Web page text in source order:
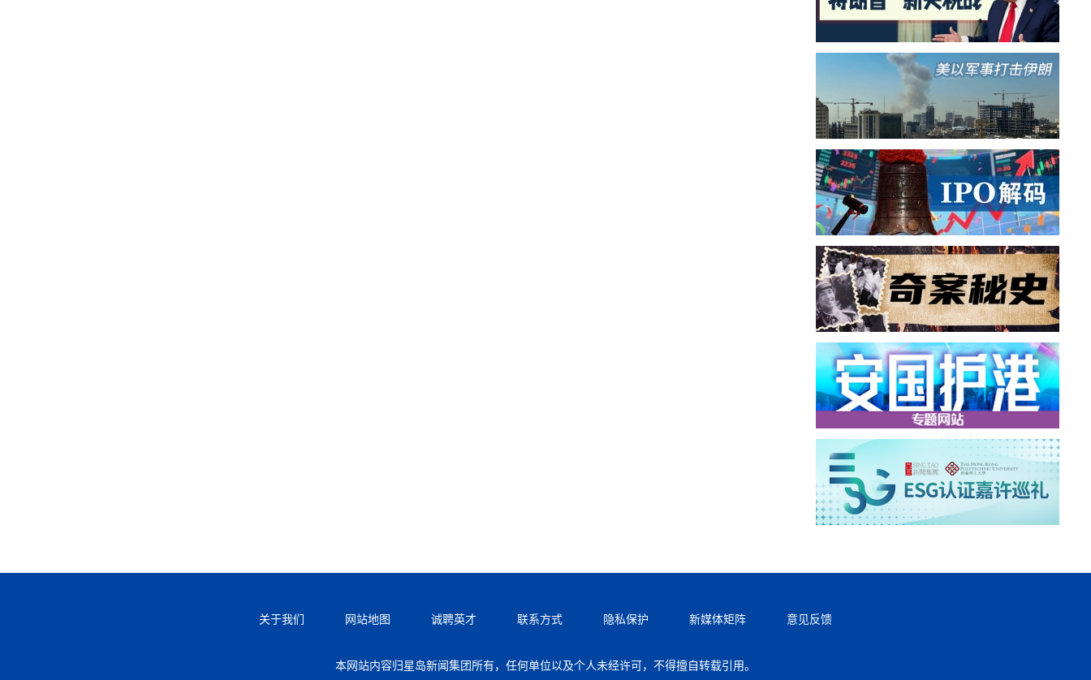
关于我们 网站地图 诚聘英才 联系方式 隐私保护 新媒体矩阵 意见反馈
本网站内容归星岛新闻集团所有，任何单位以及个人未经许可，不得擅自转载引用。